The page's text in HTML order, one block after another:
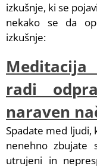
izkušnje, ki se
nekako se da
izkušnje:
radi
naraven
Spadate med ljudi,
nenehno
utrujeni in